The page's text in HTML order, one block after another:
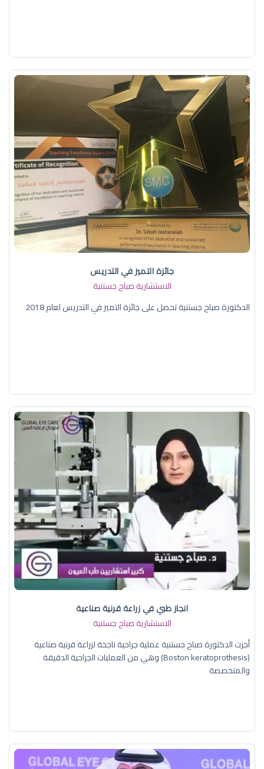
جائزة التميز في التدريس
الاستشارية صباح جستنية
الدكتورة صباح جستنية تحصل على جائزة التميز في التدريس لعام 2018
انجاز طبي في زراعة قرنية صناعية
الاستشارية صباح جستنية
أجرت الدكتورة صباح جستنية عملية جراحية ناجحة لزراعة قرنية صناعية
(Boston keratoprothesis) وهي من العمليات الجراحية الدقيقة
والمتخصصة